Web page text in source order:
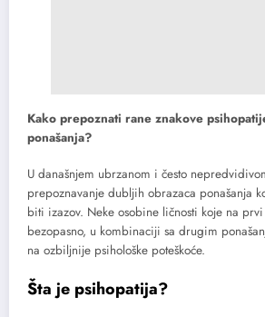
Kako prepoznati rane znakove
ponašanja?
U današnjem ubrzanom i često
prepoznavanje dubljih obrazaca ponašanja
biti izazov. Neke osobine ličnosti koje na
bezopasno, u kombinaciji sa drugim
na ozbiljnije psihološke poteškoće.
Šta je psihopatija?